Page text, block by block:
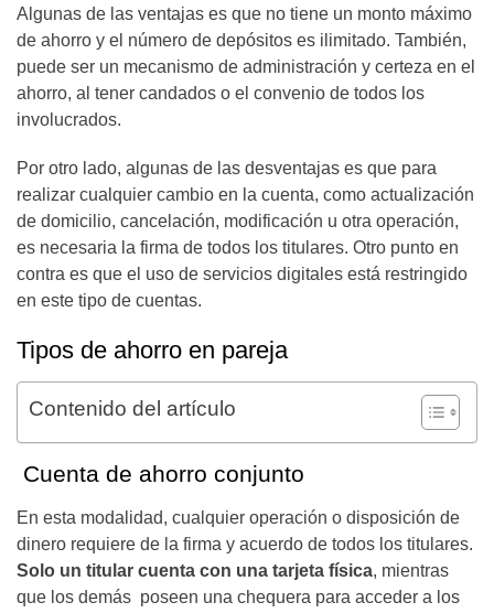
Algunas de las ventajas es que no tiene un monto máximo
de ahorro y el número de depósitos es ilimitado. También,
puede ser un mecanismo de administración y certeza en el
ahorro, al tener candados o el convenio de todos los
involucrados.
Por otro lado, algunas de las desventajas es que para
realizar cualquier cambio en la cuenta, como actualización
de domicilio, cancelación, modificación u otra operación,
es necesaria la firma de todos los titulares. Otro punto en
contra es que el uso de servicios digitales está restringido
en este tipo de cuentas.
Tipos de ahorro en pareja
Contenido del artículo
Cuenta de ahorro conjunto
En esta modalidad, cualquier operación o disposición de
dinero requiere de la firma y acuerdo de todos los titulares.
Solo un titular cuenta con una tarjeta física, mientras
que los demás poseen una chequera para acceder a los